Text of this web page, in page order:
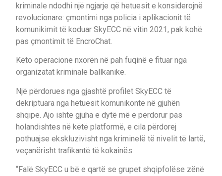
kriminale ndodhi një ngjarje që hetuesit e konsiderojnë
revolucionare: çmontimi nga policia i aplikacionit të
komunikimit të koduar SkyECC në vitin 2021, pak kohë
pas çmontimit të EncroChat.
Këto operacione nxorën në pah fuqinë e fituar nga
organizatat kriminale ballkanike.
Një përdorues nga gjashtë profilet SkyECC të
dekriptuara nga hetuesit komunikonte në gjuhën
shqipe. Ajo ishte gjuha e dytë më e përdorur pas
holandishtes në këtë platformë, e cila përdorej
pothuajse ekskluzivisht nga kriminelë të nivelit të lartë,
veçanërisht trafikantë të kokainës.
“Falë SkyECC u bë e qartë se grupet shqipfolëse zënë